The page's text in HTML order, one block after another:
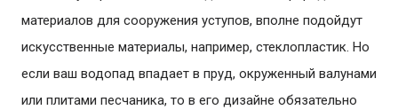
материалов для сооружения уступов, вполне подойдут
искусственные материалы, например, стеклопластик. Но
если ваш водопад впадает в пруд, окруженный валунами
или плитами песчаника, то в его дизайне обязательно